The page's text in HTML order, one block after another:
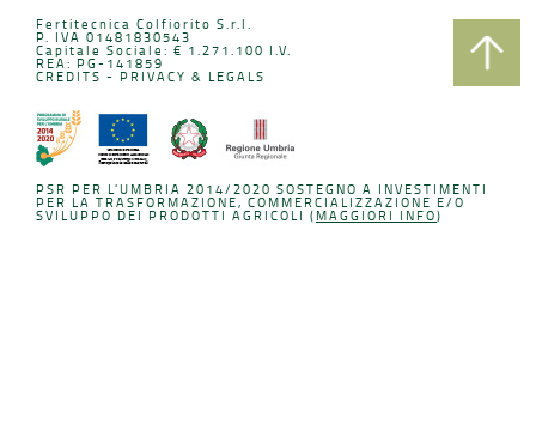
Fertitecnica Colfiorito S.r.l.
P. IVA 01481830543
Capitale Sociale: € 1.271.100 I.V.
REA: PG-141859
CREDITS - PRIVACY & LEGALS
PSR PER L'UMBRIA 2014/2020 SOSTEGNO A INVESTIMENTI
PER LA TRASFORMAZIONE, COMMERCIALIZZAZIONE E/O
SVILUPPO DEI PRODOTTI AGRICOLI ( MAGGIORI INFO)